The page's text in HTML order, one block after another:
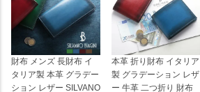
財布 メンズ 長財布 イ
タリア製 本革 グラデー
ション レザー SILVANO
本革 折り財布 イタリア
製 グラデーション レザ
ー 牛革 二つ折り 財布